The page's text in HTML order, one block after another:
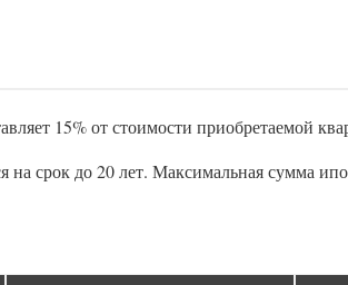
15% от стоимости приобретаемой
срок до 20 лет. Максимальная сумма